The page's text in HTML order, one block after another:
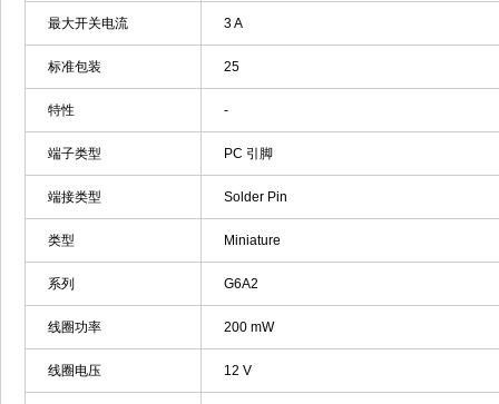
最大开关电流 3 A
标准包装 25
特性 -
端子类型 PC 引脚
端接类型 Solder Pin
类型 Miniature
系列 G6A2
线圈功率 200 mW
线圈电压 12 V